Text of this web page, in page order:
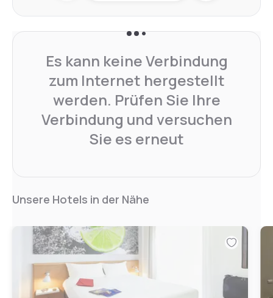
Es kann keine Verbindung
zum Internet hergestellt
werden. Prüfen Sie Ihre
Verbindung und versuchen
Sie es erneut
Unsere Hotels in der Nähe